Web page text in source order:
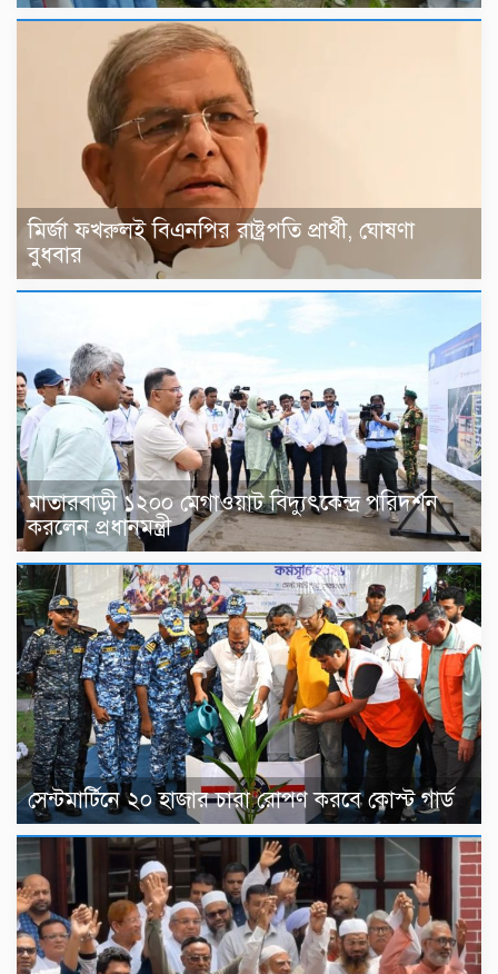
মির্জা ফখরুলই বিএনপির রাষ্ট্রপতি প্রার্থী, ঘোষণা
বুধবার
মাতারবাড়ী ১২০০ মেগাওয়াট বিদ্যুৎকেন্দ্র পরিদর্শন
করলেন প্রধানমন্ত্রী
সেন্টমার্টিনে ২০ হাজার চারা রোপণ করবে কোস্ট গার্ড